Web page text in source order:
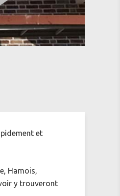
et
Hamois,
y trouveront